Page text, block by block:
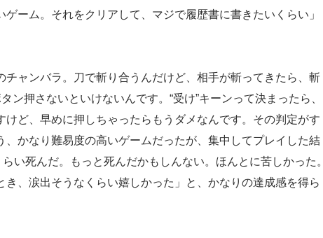
ゲーム。それをクリアして、マジで履歴書に書きたいくらい」
チャンバラ。刀で斬り合うんだけど、相手が斬ってきたら、斬
ン押さないといけないんです。“受け”キーンって決まったら、
けど、早めに押しちゃったらもうダメなんです。その判定がす
、かなり難易度の高いゲームだったが、集中してプレイした結
い死んだ。もっと死んだかもしんない。ほんとに苦しかった。
き、涙出そうなくらい嬉しかった」と、かなりの達成感を得ら